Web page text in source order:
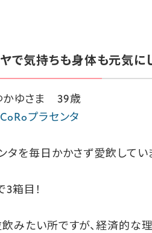
で気持ちも身体も元気に
ゆさま 39歳
プラセンタ
タを毎日かかさず愛飲してい
3箱目！
みたい所ですが、経済的な理